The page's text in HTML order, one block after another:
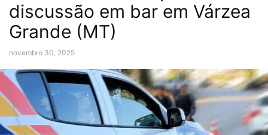
discussão em bar em Várzea
Grande (MT)
novembro 30, 2025